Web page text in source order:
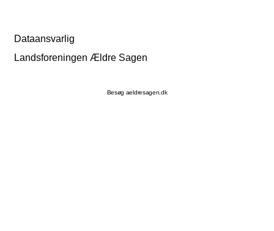
Dataansvarlig
Landsforeningen Ældre Sagen
Besøg aeldresagen.dk